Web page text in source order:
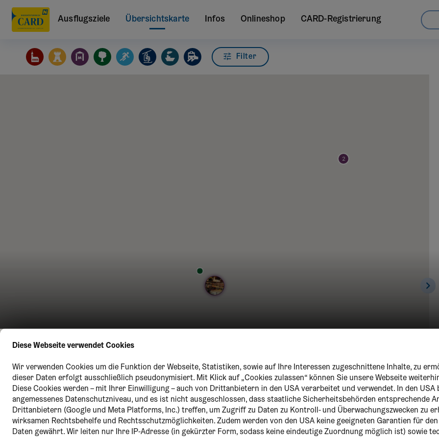
Diese Webseite verwendet Cookies
Wir verwenden Cookies um die Funktion der Webseite, Statistiken, sowie auf Ihre Interessen zugeschnittene Inhalte, zu
dieser Daten erfolgt ausschließlich pseudonymisiert. Mit Klick auf „Cookies zulassen“ können Sie unsere Webseite
Diese Cookies werden – mit Ihrer Einwilligung – auch von Drittanbietern in den USA verarbeitet und verwendet. In den USA
angemessenes Datenschutzniveau, und es ist nicht ausgeschlossen, dass staatliche Sicherheitsbehörden entsprechende
Drittanbietern (Google und Meta Platforms, Inc.) treffen, um Zugriff zu Daten zu Kontroll- und Überwachungszwecken zu
wirksamen Rechtsbehelfe und Rechtsschutzmöglichkeiten. Zudem werden von den USA keine geeigneten Garantien für
Daten gewährt. Wir leiten nur Ihre IP-Adresse (in gekürzter Form, sodass keine eindeutige Zuordnung möglich ist) sowie
Ausflugsziele Übersichtskarte Infos Onlineshop CARD-Registrierung
Filter
2